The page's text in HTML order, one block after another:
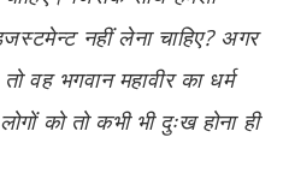
नहीं लेना चाहिए? अगर
वह भगवान महावीर का धर्म
को तो कभी भी दुःख होना ही